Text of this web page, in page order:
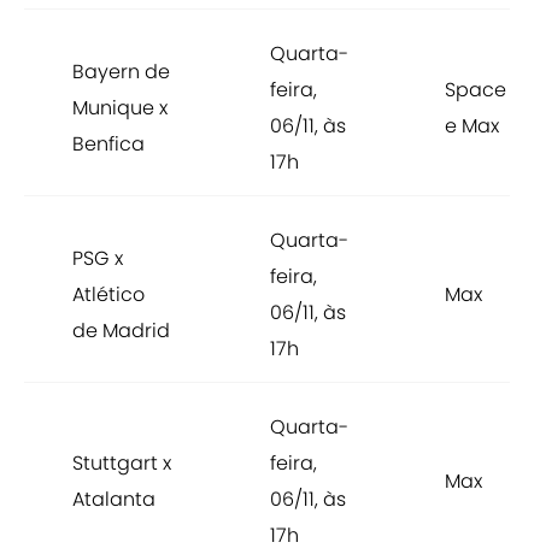
Bayern de
Munique x
Benfica
Quarta-
feira,
06/11, às
17h
Space
e Max
PSG x
Atlético
de Madrid
Quarta-
feira,
06/11, às
17h
Max
Stuttgart x
Atalanta
Quarta-
feira,
06/11, às
17h
Max